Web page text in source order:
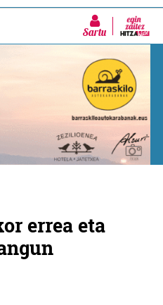
Sartu
errea eta